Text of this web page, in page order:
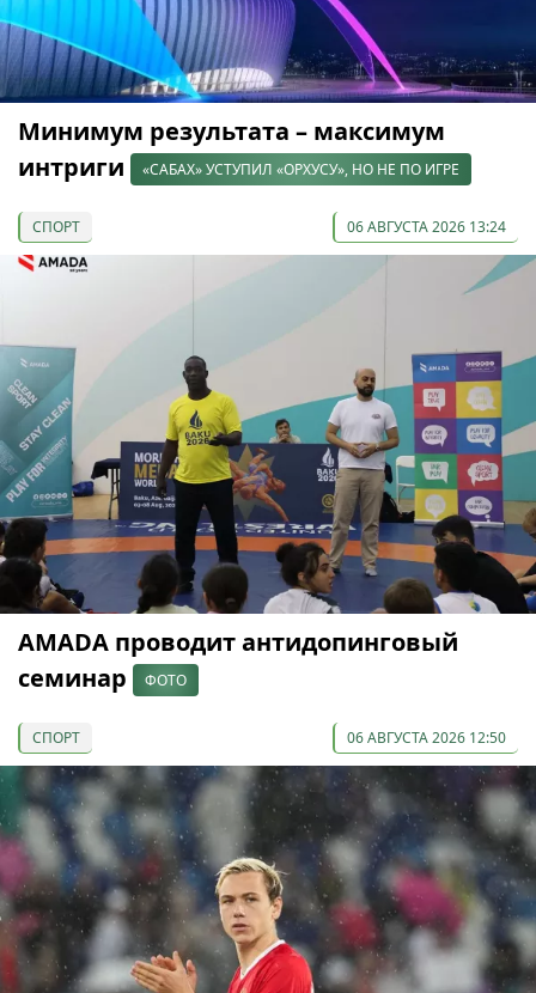
Минимум результата – максимум
интриги
«САБАХ» УСТУПИЛ «ОРХУСУ», НО НЕ ПО ИГРЕ
СПОРТ 06 АВГУСТА 2026 13:24
AMADA проводит антидопинговый
семинар
ФОТО
СПОРТ 06 АВГУСТА 2026 12:50